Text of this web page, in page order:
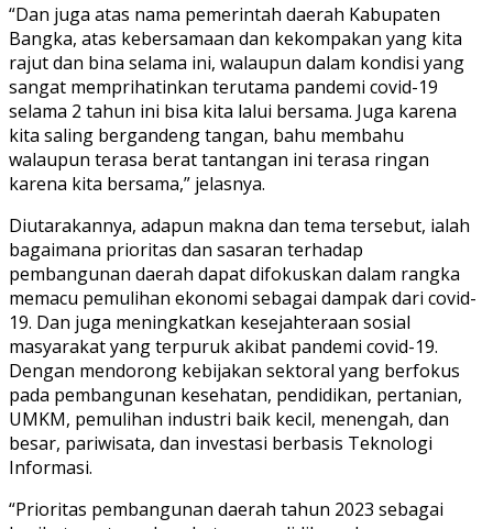
“Dan juga atas nama pemerintah daerah Kabupaten
Bangka, atas kebersamaan dan kekompakan yang kita
rajut dan bina selama ini, walaupun dalam kondisi yang
sangat memprihatinkan terutama pandemi covid-19
selama 2 tahun ini bisa kita lalui bersama. Juga karena
kita saling bergandeng tangan, bahu membahu
walaupun terasa berat tantangan ini terasa ringan
karena kita bersama,” jelasnya.
Diutarakannya, adapun makna dan tema tersebut, ialah
bagaimana prioritas dan sasaran terhadap
pembangunan daerah dapat difokuskan dalam rangka
memacu pemulihan ekonomi sebagai dampak dari covid-
19. Dan juga meningkatkan kesejahteraan sosial
masyarakat yang terpuruk akibat pandemi covid-19.
Dengan mendorong kebijakan sektoral yang berfokus
pada pembangunan kesehatan, pendidikan, pertanian,
UMKM, pemulihan industri baik kecil, menengah, dan
besar, pariwisata, dan investasi berbasis Teknologi
Informasi.
“Prioritas pembangunan daerah tahun 2023 sebagai